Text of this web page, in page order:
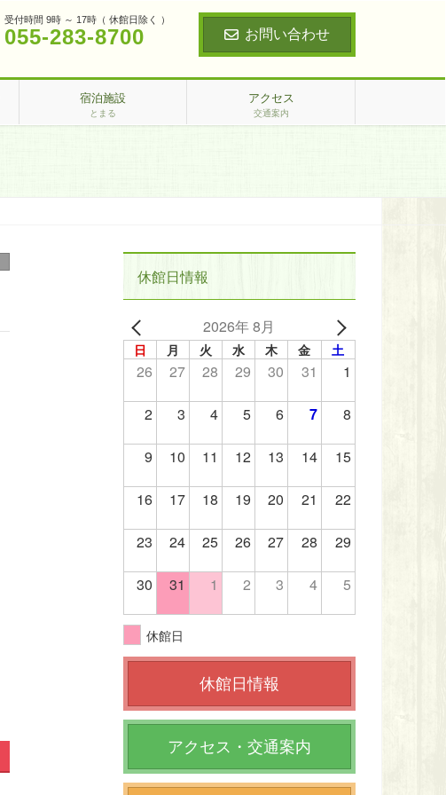
受付時間 9時 ～ 17時（ 休館日除く ）
055‐283‐8700 お問い合わせ
宿泊施設
とまる
アクセス
交通案内
休館日情報
2026年 8月
日 月 火 水 木 金 土
26 27 28 29 30 31 1
2 3 4 5 6 7 8
9 10 11 12 13 14 15
16 17 18 19 20 21 22
23 24 25 26 27 28 29
30 31 1 2 3 4 5
休館日
休館日情報
アクセス・交通案内